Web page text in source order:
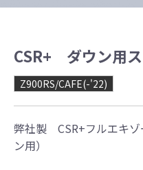
CSR+ ダウン用
Z900RS/CAFE(-'22)
弊社製 CSR+フルエキゾ
ン用）